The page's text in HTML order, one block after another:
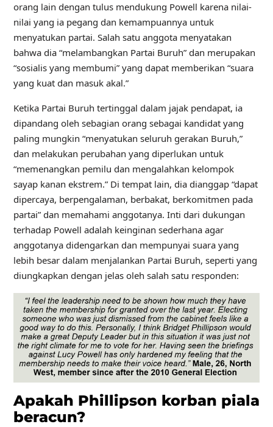
orang lain dengan tulus mendukung Powell karena nilai-
nilai yang ia pegang dan kemampuannya untuk
menyatukan partai. Salah satu anggota menyatakan
bahwa dia “melambangkan Partai Buruh” dan merupakan
“sosialis yang membumi” yang dapat memberikan “suara
yang kuat dan masuk akal.”
Ketika Partai Buruh tertinggal dalam jajak pendapat, ia
dipandang oleh sebagian orang sebagai kandidat yang
paling mungkin “menyatukan seluruh gerakan Buruh,”
dan melakukan perubahan yang diperlukan untuk
“memenangkan pemilu dan mengalahkan kelompok
sayap kanan ekstrem.” Di tempat lain, dia dianggap “dapat
dipercaya, berpengalaman, berbakat, berkomitmen pada
partai” dan memahami anggotanya. Inti dari dukungan
terhadap Powell adalah keinginan sederhana agar
anggotanya didengarkan dan mempunyai suara yang
lebih besar dalam menjalankan Partai Buruh, seperti yang
diungkapkan dengan jelas oleh salah satu responden:
Apakah Phillipson korban piala
beracun?